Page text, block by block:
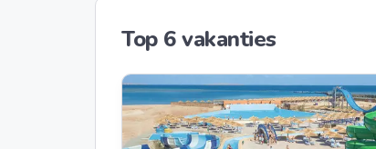
Top 6 vakanties